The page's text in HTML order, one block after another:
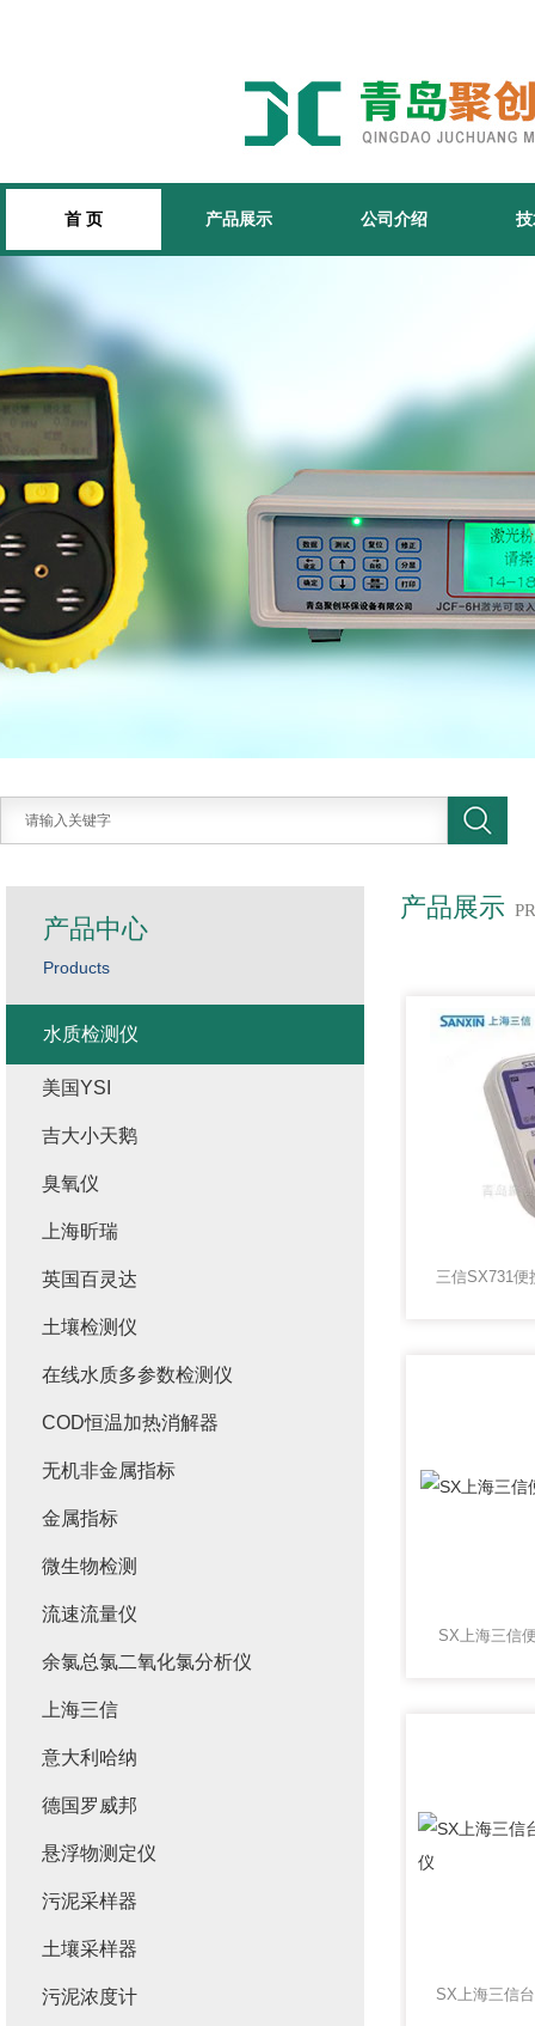
首 页 产品展示 公司介绍
产品展示
SX上海三信
产品中心
Products
水质检测仪
美国YSI
吉大小天鹅
臭氧仪
上海昕瑞
英国百灵达
土壤检测仪
在线水质多参数检测仪
COD恒温加热消解器
无机非金属指标
金属指标
微生物检测
流速流量仪
余氯总氯二氧化氯分析仪
上海三信
意大利哈纳
德国罗威邦
悬浮物测定仪
污泥采样器
土壤采样器
污泥浓度计